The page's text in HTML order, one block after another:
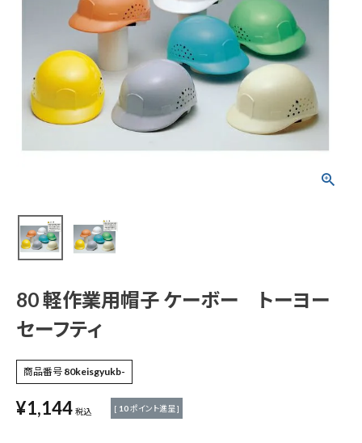
80 軽作業用帽子 ケ
作業工具・大工道具
80 軽作業用帽子 ケーボー トーヨー
セーフティ
商品番号 80keisgyukb-
¥1,144 税込 [ 10ポイント進呈 ]